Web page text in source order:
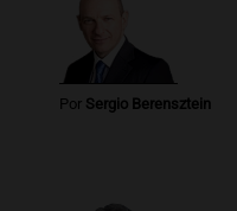
Por Sergio Berensztein